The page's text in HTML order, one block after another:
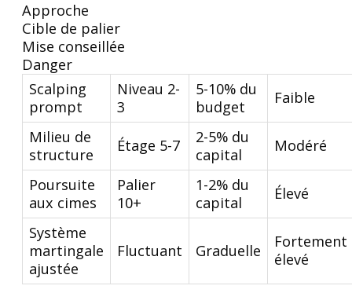
Approche
Cible de palier
Mise conseillée
Danger
Scalping
prompt
Niveau 2-
3
5-10% du
budget
Faible
Milieu de
structure
Étage 5-7
2-5% du
capital
Modéré
Poursuite
aux cimes
Palier
10+
1-2% du
capital
Élevé
Système
martingale
ajustée
Fluctuant Graduelle
Fortement
élevé